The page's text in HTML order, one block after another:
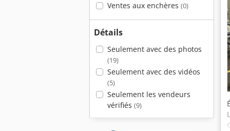
Ventes aux enchères (0)
Détails
Seulement avec des photos
(19)
Seulement avec des vidéos
(5)
Seulement les vendeurs
vérifiés (9)